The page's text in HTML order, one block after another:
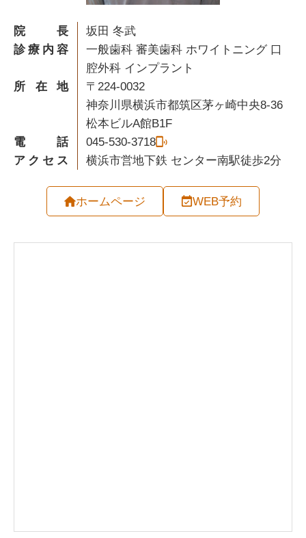
院長
坂田 冬武
診療内容
一般歯科 審美歯科 ホワイトニング 口
腔外科 インプラント
所在地
〒224-0032
神奈川県横浜市都筑区茅ヶ崎中央8-36
松本ビルA館B1F
電話
045-530-3718
アクセス
横浜市営地下鉄 センター南駅徒歩2分
ホームページ WEB予約